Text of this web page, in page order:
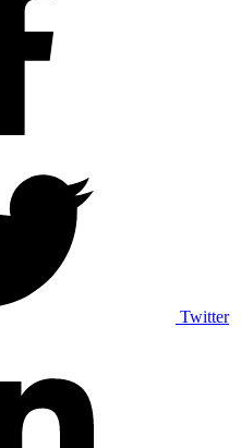
Twitter